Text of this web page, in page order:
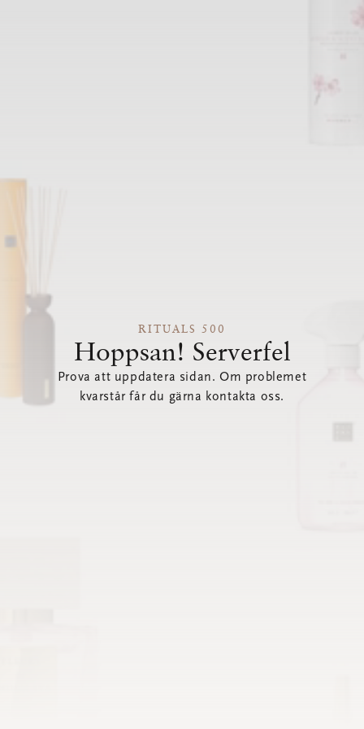
RITUALS 500
Hoppsan! Serverfel
Prova att uppdatera sidan. Om problemet
kvarstår får du gärna kontakta oss.